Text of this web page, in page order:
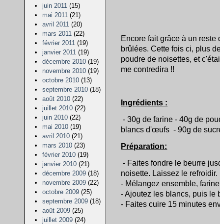
juin 2011 (15)
mai 2011 (21)
avril 2011 (20)
mars 2011 (22)
février 2011 (19)
janvier 2011 (19)
décembre 2010 (19)
novembre 2010 (19)
octobre 2010 (13)
septembre 2010 (18)
août 2010 (22)
juillet 2010 (22)
juin 2010 (22)
mai 2010 (19)
avril 2010 (21)
mars 2010 (23)
février 2010 (19)
janvier 2010 (21)
décembre 2009 (18)
novembre 2009 (22)
octobre 2009 (25)
septembre 2009 (18)
août 2009 (25)
juillet 2009 (24)
Encore fait grâce à un
brûlées. Cette fois ci, plus
poudre de noisettes, et
me contredira !!
Ingrédients :
- 30g de farine - 40g de
blancs d'œufs - 90g de
Préparation:
- Faites fondre le beurre
noisette. Laissez le refroidir.
- Mélangez ensemble,
- Ajoutez les blancs, puis le
- Faites cuire 15 minutes